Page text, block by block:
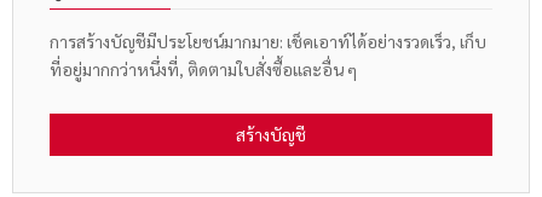
การสร้างบัญชีมีประโยชน์มากมาย: เช็คเอาท์ได้อย่างรวดเร็ว, เก็บ
ที่อยู่มากกว่าหนึ่งที่, ติดตามใบสั่งซื้อและอื่น ๆ
สร้างบัญชี